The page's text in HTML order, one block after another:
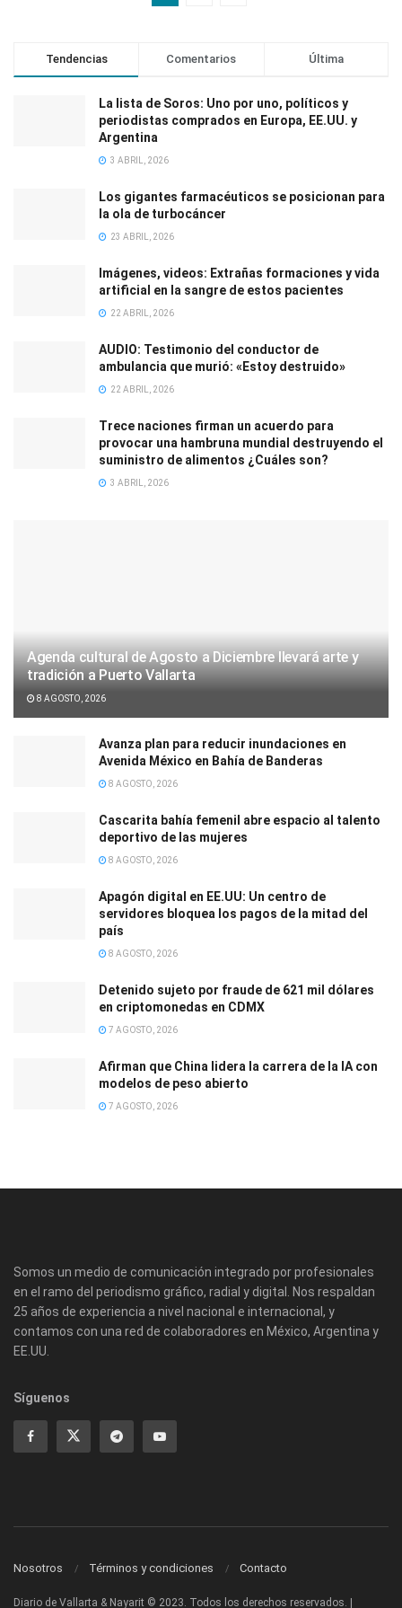
Tendencias Comentarios Última
La lista de Soros: Uno por uno, políticos y
periodistas comprados en Europa, EE.UU. y
Argentina
3 ABRIL, 2026
Los gigantes farmacéuticos se posicionan para
la ola de turbocáncer
23 ABRIL, 2026
Imágenes, videos: Extrañas formaciones y vida
artificial en la sangre de estos pacientes
22 ABRIL, 2026
AUDIO: Testimonio del conductor de
ambulancia que murió: «Estoy destruido»
22 ABRIL, 2026
Trece naciones firman un acuerdo para
provocar una hambruna mundial destruyendo el
suministro de alimentos ¿Cuáles son?
3 ABRIL, 2026
Agenda cultural de Agosto a Diciembre llevará arte y
tradición a Puerto Vallarta
8 AGOSTO, 2026
Avanza plan para reducir inundaciones en
Avenida México en Bahía de Banderas
8 AGOSTO, 2026
Cascarita bahía femenil abre espacio al talento
deportivo de las mujeres
8 AGOSTO, 2026
Apagón digital en EE.UU: Un centro de
servidores bloquea los pagos de la mitad del
país
8 AGOSTO, 2026
Detenido sujeto por fraude de 621 mil dólares
en criptomonedas en CDMX
7 AGOSTO, 2026
Afirman que China lidera la carrera de la IA con
modelos de peso abierto
7 AGOSTO, 2026
Somos un medio de comunicación integrado por profesionales
en el ramo del periodismo gráfico, radial y digital. Nos respaldan
25 años de experiencia a nivel nacional e internacional, y
contamos con una red de colaboradores en México, Argentina y
EE.UU.
Síguenos
Nosotros Términos y condiciones Contacto
Diario de Vallarta & Nayarit © 2023. Todos los derechos reservados. |